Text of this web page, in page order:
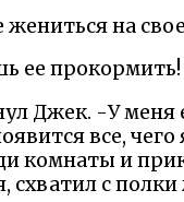
на
ее
Джек. -У
все,
комнаты и
схватил с